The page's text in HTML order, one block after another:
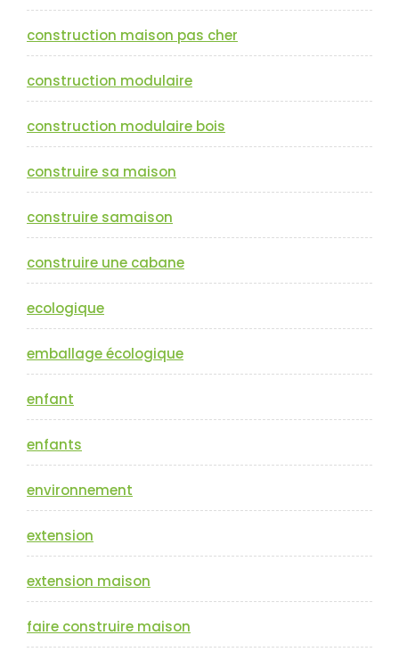
construction maison pas cher
construction modulaire
construction modulaire bois
construire sa maison
construire samaison
construire une cabane
ecologique
emballage écologique
enfant
enfants
environnement
extension
extension maison
faire construire maison